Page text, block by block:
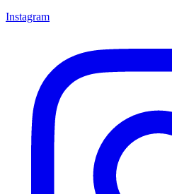
Instagram